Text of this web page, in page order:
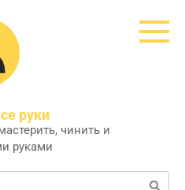
руки
чинить и
руками